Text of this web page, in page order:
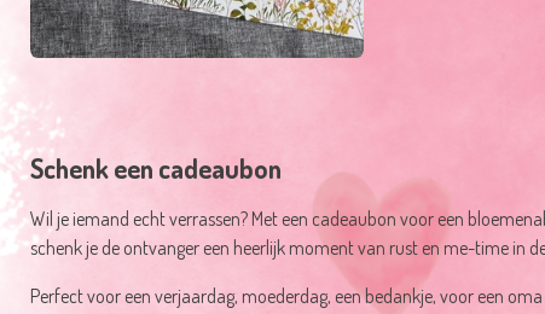
Schenk een cadeaubon
Wil je iemand echt verrassen? Met een cadeaubon voor een
schenk je de ontvanger een heerlijk moment van rust en me-time in
Perfect voor een verjaardag, moederdag, een bedankje, voor een